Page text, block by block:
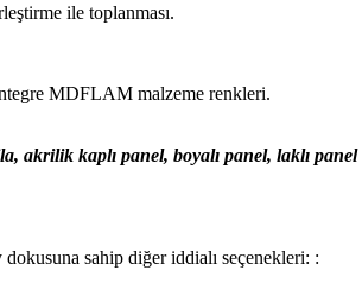
ile toplanması.
MDFLAM malzeme renkleri.
akrilik kaplı panel, boyalı panel, laklı panel
sahip diğer iddialı seçenekleri: :